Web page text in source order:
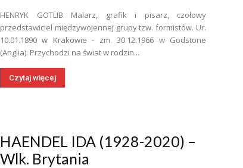
HENRYK GOTLIB Malarz, grafik i pisarz, czołowy
przedstawiciel międzywojennej grupy tzw. formistów. Ur.
10.01.1890 w Krakowie - zm. 30.12.1966 w Godstone
(Anglia). Przychodzi na świat w rodzin...
Czytaj więcej
HAENDEL IDA (1928-2020) –
Wlk. Brytania